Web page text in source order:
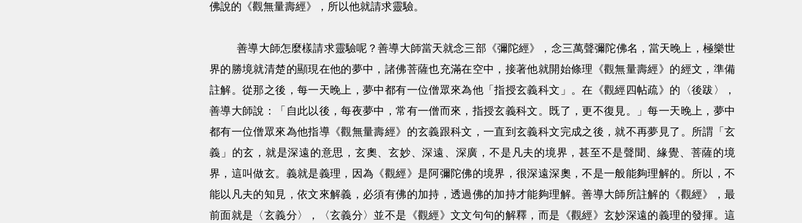
佛說的《觀無量壽經》，所以他就請求靈驗。
善導大師怎麼樣請求靈驗呢？善導大師當天就念三部《彌陀經》，念三萬聲彌陀佛名，當天晚上，極樂世
界的勝境就清楚的顯現在他的夢中，諸佛菩薩也充滿在空中，接著他就開始條理《觀無量壽經》的經文，準備
註解。從那之後，每一天晚上，夢中都有一位僧眾來為他「指授玄義科文」。在《觀經四帖疏》的〈後跋〉，
善導大師說：「自此以後，每夜夢中，常有一僧而來，指授玄義科文。既了，更不復見。」每一天晚上，夢中
都有一位僧眾來為他指導《觀無量壽經》的玄義跟科文，一直到玄義科文完成之後，就不再夢見了。所謂「玄
義」的玄，就是深遠的意思，玄奧、玄妙、深遠、深廣，不是凡夫的境界，甚至不是聲聞、緣覺、菩薩的境
界，這叫做玄。義就是義理，因為《觀經》是阿彌陀佛的境界，很深遠深奧，不是一般能夠理解的。所以，不
能以凡夫的知見，依文來解義，必須有佛的加持，透過佛的加持才能夠理解。善導大師所註解的《觀經》，最
前面就是〈玄義分〉，〈玄義分〉並不是《觀經》文文句句的解釋，而是《觀經》玄妙深遠的義理的發揮。這